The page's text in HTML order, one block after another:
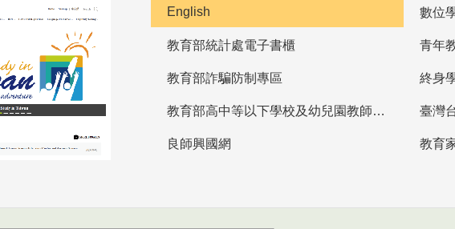
English 數位
教育部統計處電子書櫃 青年
教育部詐騙防制專區 終身
教育部高中等以下學校及幼兒園教師資格檢定考試 臺灣
良師興國網
教育